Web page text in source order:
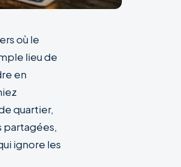
où le
lieu de
en
quartier,
partagées,
ignore les